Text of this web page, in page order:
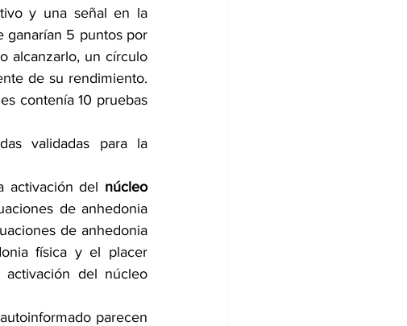
y una señal en la
ganarían 5 puntos por
alcanzarlo, un círculo
de su rendimiento.
contenía 10 pruebas
validadas para la
activación del núcleo
de anhedonia
de anhedonia
física y el placer
activación del núcleo
parecen